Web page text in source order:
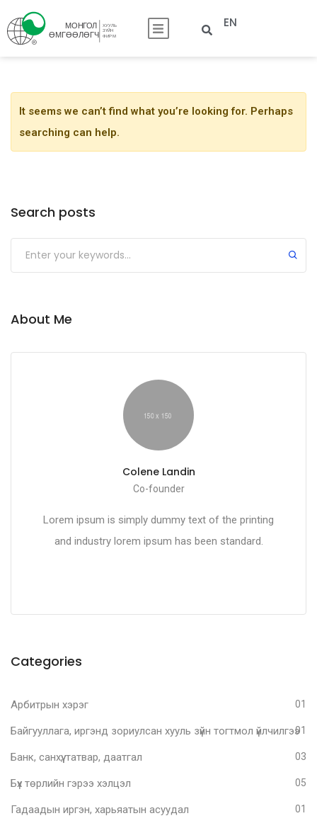
EN
It seems we can’t find what you’re looking for. Perhaps
searching can help.
Search posts
Submit
About Me
Colene Landin
Co-founder
Lorem ipsum is simply dummy text of the printing
and industry lorem ipsum has been standard.
Categories
Арбитрын хэрэг 01
Байгууллага, иргэнд зориулсан хууль зүйн тогтмол үйлчилгээ01
Банк, санхүү, татвар, даатгал 03
Бүх төрлийн гэрээ хэлцэл 05
Гадаадын иргэн, харьяатын асуудал 01